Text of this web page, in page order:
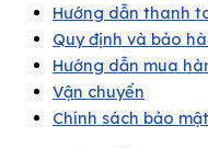
Hướng dẫn thanh
Quy định và bảo
Hướng dẫn mua
Vận chuyển
Chính sách bảo mật